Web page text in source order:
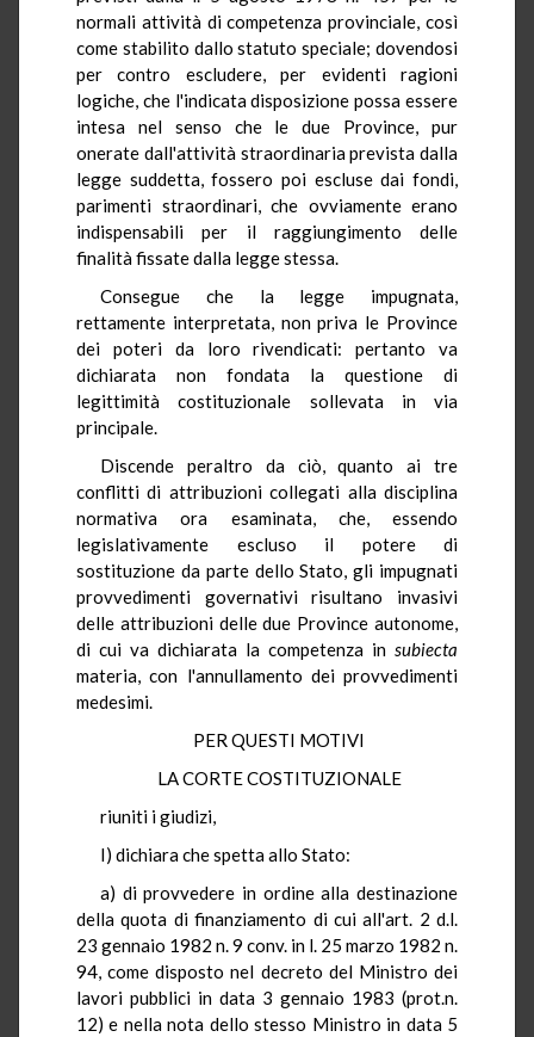
normali attività di competenza provinciale, così
come stabilito dallo statuto speciale; dovendosi
per contro escludere, per evidenti ragioni
logiche, che l'indicata disposizione possa essere
intesa nel senso che le due Province, pur
onerate dall'attività straordinaria prevista dalla
legge suddetta, fossero poi escluse dai fondi,
parimenti straordinari, che ovviamente erano
indispensabili per il raggiungimento delle
finalità fissate dalla legge stessa.
Consegue che la legge impugnata,
rettamente interpretata, non priva le Province
dei poteri da loro rivendicati: pertanto va
dichiarata non fondata la questione di
legittimità costituzionale sollevata in via
principale.
Discende peraltro da ciò, quanto ai tre
conflitti di attribuzioni collegati alla disciplina
normativa ora esaminata, che, essendo
legislativamente escluso il potere di
sostituzione da parte dello Stato, gli impugnati
provvedimenti governativi risultano invasivi
delle attribuzioni delle due Province autonome,
di cui va dichiarata la competenza in subiecta
materia, con l'annullamento dei provvedimenti
medesimi.
PER QUESTI MOTIVI
LA CORTE COSTITUZIONALE
riuniti i giudizi,
I) dichiara che spetta allo Stato:
a) di provvedere in ordine alla destinazione
della quota di finanziamento di cui all'art. 2 d.l.
23 gennaio 1982 n. 9 conv. in l. 25 marzo 1982 n.
94, come disposto nel decreto del Ministro dei
lavori pubblici in data 3 gennaio 1983 (prot.n.
12) e nella nota dello stesso Ministro in data 5